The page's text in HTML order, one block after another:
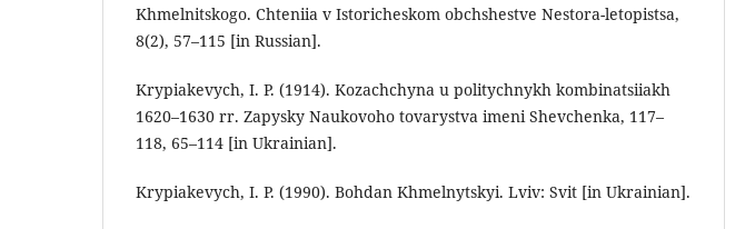
Khmelnitskogo. Chteniia v Istoricheskom obchshestve Nestora-letopistsa,
8(2), 57–115 [in Russian].
Krypiakevych, I. P. (1914). Kozachchyna u politychnykh kombinatsiiakh
1620–1630 rr. Zapysky Naukovoho tovarystva imeni Shevchenka, 117–
118, 65–114 [in Ukrainian].
Krypіakevych, I. P. (1990). Bohdan Khmelnytskyi. Lviv: Svit [in Ukrainian].